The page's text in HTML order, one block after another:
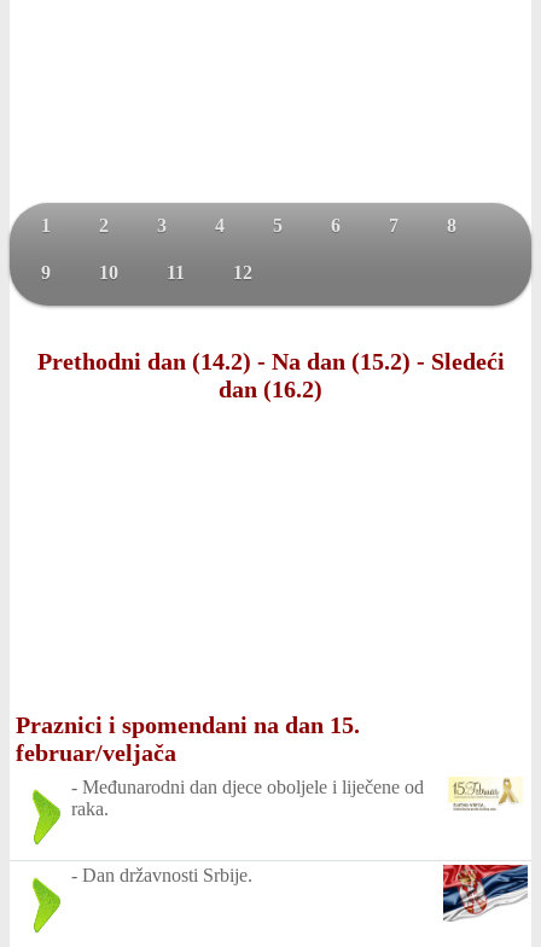
1 2 3 4 5 6 7 8
9 10 11 12
Prethodni dan (14.2) - Na dan (15.2) - Sledeći
dan (16.2)
Praznici i spomendani na dan 15.
februar/veljača
- Međunarodni dan djece oboljele i liječene od
raka.
- Dan državnosti Srbije.